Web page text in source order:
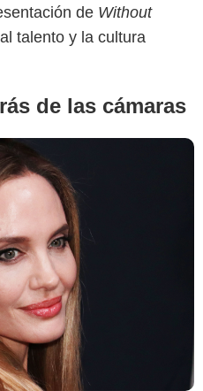
de Without
talento y la cultura
de las cámaras